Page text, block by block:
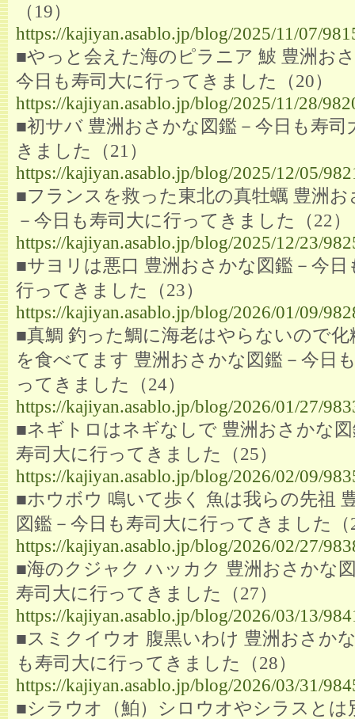
（19）
https://kajiyan.asablo.jp/blog/2025/11/07/
■やっと会えた海のピラニア 鮍 豊洲お
今日も寿司大に行ってきました（20）
https://kajiyan.asablo.jp/blog/2025/11/28/
■初サバ 豊洲おさかな図鑑－今日も寿司
きました（21）
https://kajiyan.asablo.jp/blog/2025/12/05/
■フランスを救った東北の真牡蠣 豊洲お
－今日も寿司大に行ってきました（22）
https://kajiyan.asablo.jp/blog/2025/12/23/
■サヨリは悪口 豊洲おさかな図鑑－今日
行ってきました（23）
https://kajiyan.asablo.jp/blog/2026/01/09/
■真鯛 釣った鯛に海老はやらないので化
を食べてます 豊洲おさかな図鑑－今日
ってきました（24）
https://kajiyan.asablo.jp/blog/2026/01/27/
■ネギトロはネギなしで 豊洲おさかな
寿司大に行ってきました（25）
https://kajiyan.asablo.jp/blog/2026/02/09/
■ホウボウ 鳴いて歩く 魚は我らの先祖
図鑑－今日も寿司大に行ってきました（
https://kajiyan.asablo.jp/blog/2026/02/27/
■海のクジャク ハッカク 豊洲おさかな
寿司大に行ってきました（27）
https://kajiyan.asablo.jp/blog/2026/03/13/
■スミクイウオ 腹黒いわけ 豊洲おさか
も寿司大に行ってきました（28）
https://kajiyan.asablo.jp/blog/2026/03/31/
■シラウオ（鮊）シロウオやシラスとは